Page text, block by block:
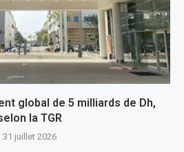
global de 5 milliards de Dh,
la TGR
31 juillet 2026